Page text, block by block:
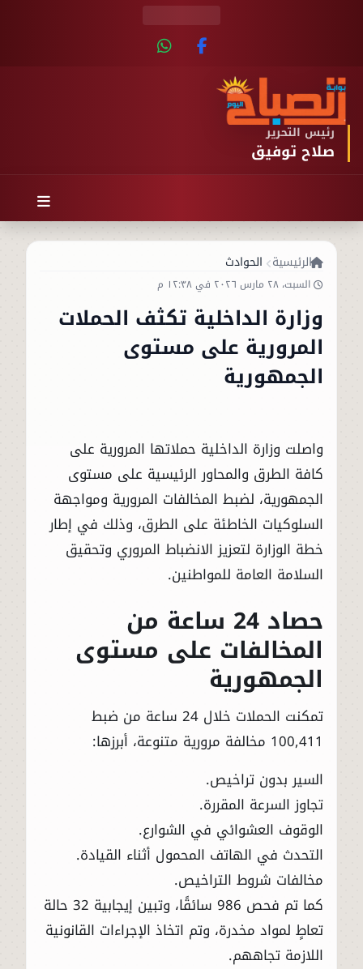
رئيس التحرير
صلاح توفيق
الرئيسية الحوادث
السبت، ٢٨ مارس ٢٠٢٦ في ١٢:٣٨ م
وزارة الداخلية تكثف الحملات
المرورية على مستوى
الجمهورية
واصلت وزارة الداخلية حملاتها المرورية على
كافة الطرق والمحاور الرئيسية على مستوى
الجمهورية، لضبط المخالفات المرورية ومواجهة
السلوكيات الخاطئة على الطرق، وذلك في إطار
خطة الوزارة لتعزيز الانضباط المروري وتحقيق
السلامة العامة للمواطنين.
حصاد 24 ساعة من
المخالفات على مستوى
الجمهورية
تمكنت الحملات خلال 24 ساعة من ضبط
100,411 مخالفة مرورية متنوعة، أبرزها:
السير بدون تراخيص.
تجاوز السرعة المقررة.
الوقوف العشوائي في الشوارع.
التحدث في الهاتف المحمول أثناء القيادة.
مخالفات شروط التراخيص.
كما تم فحص 986 سائقًا، وتبين إيجابية 32 حالة
تعاطٍ لمواد مخدرة، وتم اتخاذ الإجراءات القانونية
اللازمة تجاههم.